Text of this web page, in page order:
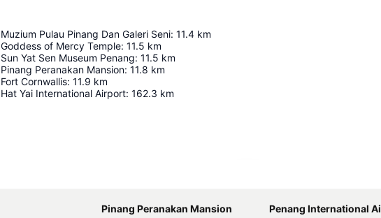
Muzium Pulau Pinang Dan Galeri Seni: 11.4 km
Goddess of Mercy Temple: 11.5 km
Sun Yat Sen Museum Penang: 11.5 km
Pinang Peranakan Mansion: 11.8 km
Fort Cornwallis: 11.9 km
Hat Yai International Airport: 162.3 km
Pinang Peranakan Mansion
Penang International